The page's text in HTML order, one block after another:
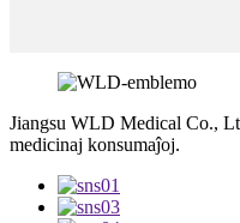
Jiangsu WLD Medical Co.,
medicinaj konsumaĵoj.